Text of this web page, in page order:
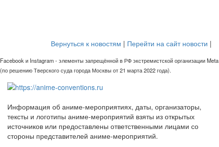
Вернуться к новостям | Перейти на сайт новости |
Facebook и Instagram - элементы запрещённой в РФ экстремистской организации Meta
(по решению Тверского суда города Москвы от 21 марта 2022 года).
Информация об аниме-мероприятиях, даты, организаторы,
тексты и логотипы аниме-мероприятий взяты из открытых
источников или предоставлены ответственными лицами со
стороны представителей аниме-мероприятий.